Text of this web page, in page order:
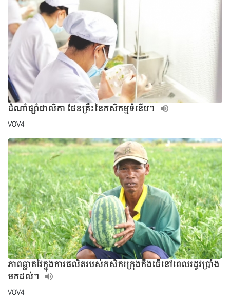
ដំណាំផ្សាំជាលិកា ផែនគ្រឹះនៃកសិកម្មទំនើប។
VOV4
ភាពឆ្លាតវៃក្នុងការផលិតរបស់កសិករក្រុងកឹងធើនៅពេលរដូវប្រាំង
មកដល់។
VOV4